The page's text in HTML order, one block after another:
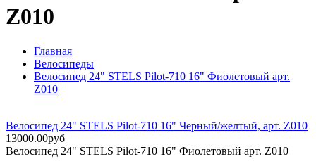
Z010
Главная
Велосипеды
Велосипед 24" STELS Pilot-710 16" Фиолетовый арт.
Z010
Велосипед 24" STELS Pilot-710 16" Черный/желтый, арт. Z010
13000.00руб
Велосипед 24" STELS Pilot-710 16" Фиолетовый арт. Z010